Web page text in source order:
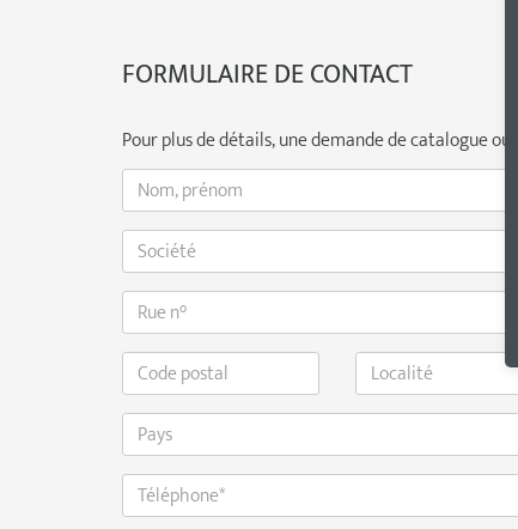
FORMULAIRE DE CONTACT
Pour plus de détails, une demande de catalogue